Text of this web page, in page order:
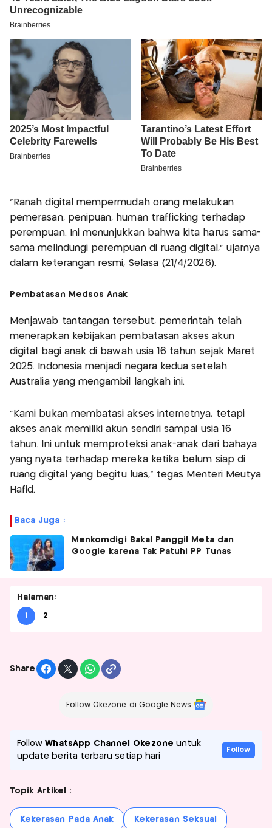
“Ranah digital mempermudah orang melakukan
pemerasan, penipuan, human trafficking terhadap
perempuan. Ini menunjukkan bahwa kita harus sama-
sama melindungi perempuan di ruang digital,” ujarnya
dalam keterangan resmi, Selasa (21/4/2026).
Pembatasan Medsos Anak
Menjawab tantangan tersebut, pemerintah telah
menerapkan kebijakan pembatasan akses akun
digital bagi anak di bawah usia 16 tahun sejak Maret
2025. Indonesia menjadi negara kedua setelah
Australia yang mengambil langkah ini.
“Kami bukan membatasi akses internetnya, tetapi
akses anak memiliki akun sendiri sampai usia 16
tahun. Ini untuk memproteksi anak-anak dari bahaya
yang nyata terhadap mereka ketika belum siap di
ruang digital yang begitu luas,” tegas Menteri Meutya
Hafid.
Baca Juga :
Menkomdigi Bakal Panggil Meta dan
Google karena Tak Patuhi PP Tunas
Halaman:
1 2
Share
Follow Okezone di Google News
FollowWhatsApp Channel Okezone untuk
update berita terbaru setiap hari
Follow
Topik Artikel :
Kekerasan Pada Anak Kekerasan Seksual